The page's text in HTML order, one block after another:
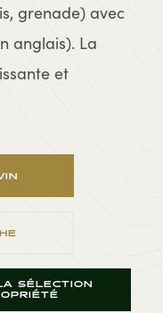
grenade) avec
anglais). La
et
SÉLECTION